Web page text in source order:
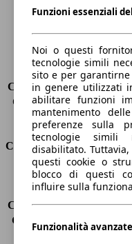
Peso massimo
Sedili
Carico sul tetto
Capacità di traino (senza
Capacità di traino (con
Volume del bagagliaio
Consumi
Emissioni di CO2*
Consumo (urbano)
Consumo (extra-urbano)
Consumo (combinato)*
Funzioni essenziali
Noi o questi
tecnologie simili
sito e per
in genere utilizzati
abilitare funzioni
mantenimento
preferenze sulla
tecnologie simili
disabilitato.
questi cookie o
blocco di questi
influire sulla
Funzionalità